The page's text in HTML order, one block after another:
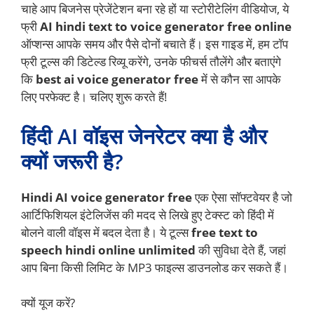
चाहे आप बिजनेस प्रेजेंटेशन बना रहे हों या स्टोरीटेलिंग वीडियोज, ये
फ्रीAI hindi text to voice generator free online
ऑप्शन्स आपके समय और पैसे दोनों बचाते हैं। इस गाइड में, हम टॉप
फ्री टूल्स की डिटेल्ड रिव्यू करेंगे, उनके फीचर्स तौलेंगे और बताएंगे
कि best ai voice generator freeमें से कौन सा आपके
लिए परफेक्ट है। चलिए शुरू करते हैं!
हिंदी AI वॉइस जेनरेटर क्या है और
क्यों जरूरी है?
Hindi AI voice generator freeएक ऐसा सॉफ्टवेयर है जो
आर्टिफिशियल इंटेलिजेंस की मदद से लिखे हुए टेक्स्ट को हिंदी में
बोलने वाली वॉइस में बदल देता है। ये टूल्सfree text to
speech hindi online unlimitedकी सुविधा देते हैं, जहां
आप बिना किसी लिमिट के MP3 फाइल्स डाउनलोड कर सकते हैं।
क्यों यूज करें?